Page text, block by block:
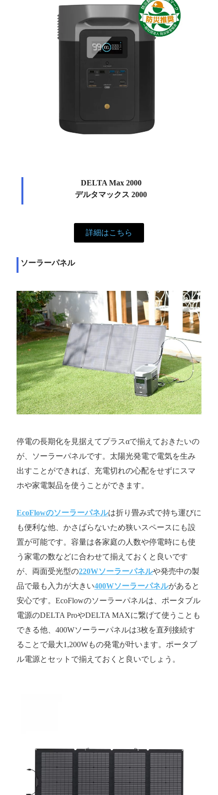
DELTA Max 2000
デルタマックス 2000
詳細はこちら
ソーラーパネル
停電の長期化を見据えてプラスαで揃えておきたいの
が、ソーラーパネルです。太陽光発電で電気を生み
出すことができれば、充電切れの心配をせずにスマ
ホや家電製品を使うことができます。
EcoFlowのソーラーパネルは折り畳み式で持ち運びに
も便利な他、かさばらないため狭いスペースにも設
置が可能です。容量は各家庭の人数や停電時にも使
う家電の数などに合わせて揃えておくと良いです
が、両面受光型の220Wソーラーパネルや発売中の製
品で最も入力が大きい400Wソーラーパネルがあると
安心です。EcoFlowのソーラーパネルは、ポータブル
電源のDELTA ProやDELTA MAXに繋げて使うことも
できる他、400Wソーラーパネルは3枚を直列接続す
ることで最大1,200Wもの発電が叶います。ポータブ
ル電源とセットで揃えておくと良いでしょう。